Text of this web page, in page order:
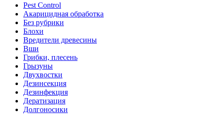
Pest Control
Акарицидная обработка
Без рубрики
Блохи
Вредители древесины
Вши
Грибки, плесень
Грызуны
Двухвостки
Дезинсекция
Дезинфекция
Дератизация
Долгоносики